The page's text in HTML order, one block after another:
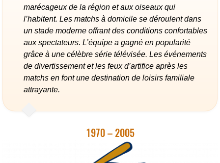
marécageux de la région et aux oiseaux qui
l’habitent. Les matchs à domicile se déroulent dans
un stade moderne offrant des conditions confortables
aux spectateurs. L’équipe a gagné en popularité
grâce à une célèbre série télévisée. Les événements
de divertissement et les feux d’artifice après les
matchs en font une destination de loisirs familiale
attrayante.
1970 – 2005